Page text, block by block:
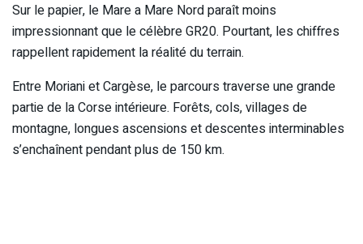
Sur le papier, le Mare a Mare Nord paraît moins
impressionnant que le célèbre GR20. Pourtant, les chiffres
rappellent rapidement la réalité du terrain.
Entre Moriani et Cargèse, le parcours traverse une grande
partie de la Corse intérieure. Forêts, cols, villages de
montagne, longues ascensions et descentes interminables
s’enchaînent pendant plus de 150 km.